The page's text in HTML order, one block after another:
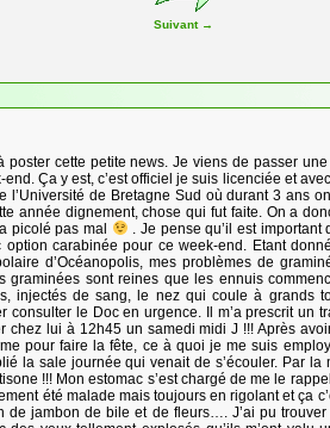
Suivant →
cette petite news. Je viens de passer
Ça y est, c’est officiel je suis licenciée et
l’Université de Bretagne Sud où durant 3 ans
année dignement, chose qui fut faite. On a
picolé pas mal
. Je pense qu’il est
carabinée pour ce week-end. Etant
d’Océanopolis, mes problèmes de
sont reines que les ennuis
injectés de sang, le nez qui coule à grands
consulter le Doc en urgence. Il m’a prescrit un
lui à 12h45 un samedi midi J !!! Après
pour faire la fête, ce à quoi je me suis
la sale journée qui venait de s’écouler. Par la
!!! Mon estomac s’est chargé de me le
été malade mais toujours en rigolant et ça
jambon de bile et de fleurs…. J’ai pu